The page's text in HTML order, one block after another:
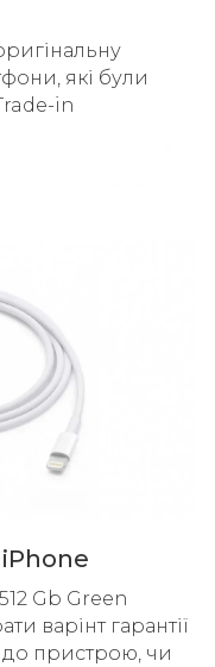
які були
in
iPhone
Gb Green
варінт гарантії
до пристрою, чи